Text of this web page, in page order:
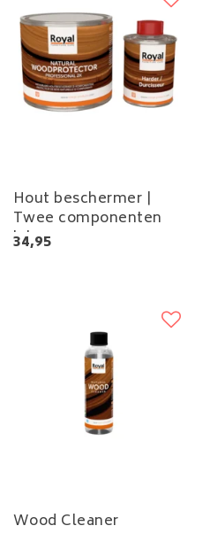
Hout beschermer |
Twee componenten
lak
34,95
Wood Cleaner